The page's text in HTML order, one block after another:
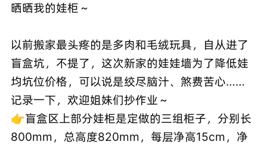
晒晒我的娃柜～
以前搬家最头疼的是多肉和毛绒玩具，自从进了
盲盒坑，不提了，这次新家的娃娃墙为了降低娃
均坑位价格，可以说是绞尽脑汁、煞费苦心……
记录一下，欢迎姐妹们抄作业～
👉盲盒区上部分娃柜是定做的三组柜子，分别长
800mm，总高度820mm，每层净高15cm，净